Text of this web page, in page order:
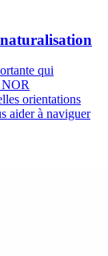
qui
NOR
orientations
aider à naviguer